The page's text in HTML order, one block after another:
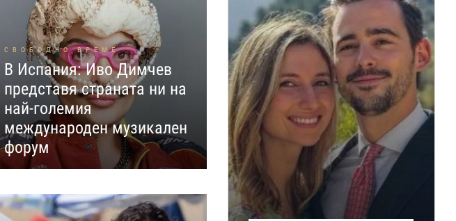
СВОБОДНО ВРЕМЕ
В Испания: Иво Димчев
представя страната ни на
най-големия
международен музикален
форум